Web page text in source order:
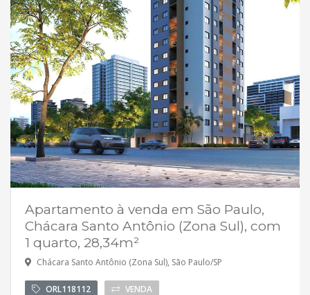
Apartamento à venda em São Paulo,
Chácara Santo Antônio (Zona Sul), com
1 quarto, 28,34m²
Chácara Santo Antônio (Zona Sul), São Paulo/SP
ORL118112 VENDA